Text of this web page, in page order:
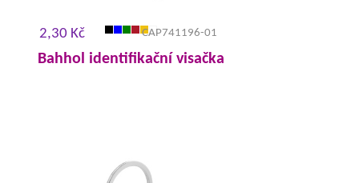
2,30 Kč CAP741196-01
Bahhol identifikační visačka